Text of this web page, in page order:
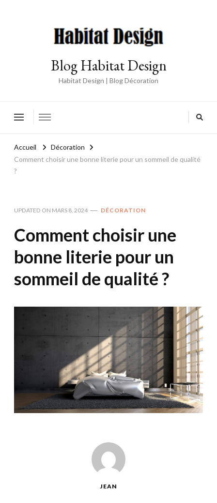
Blog Habitat Design
Habitat Design | Blog Décoration
Accueil
Décoration
Comment choisir une bonne literie pour un sommeil de qualité
?
UPDATED ON MARS 8, 2024 DÉCORATION
Comment choisir une
bonne literie pour un
sommeil de qualité ?
JEAN